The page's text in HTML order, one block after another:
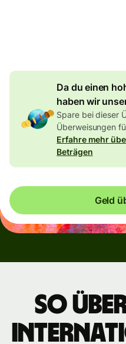
Da du einen
haben wir
Spare bei dieser
Überweisungen
Erfahre mehr
Beträgen
Geld
So